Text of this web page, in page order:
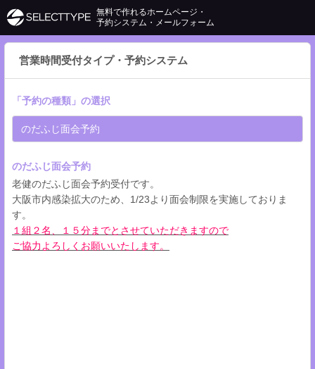
営業時間受付タイプ・予約システム
「 予約の種類 」の選択
のだふじ面会予約
のだふじ面会予約
老健のだふじ面会予約受付です。
大阪市内感染拡大のため、1/23より面会制限を実施しておりま
す。
１組２名、１５分までとさせていただきますので
ご協力よろしくお願いいたします。
無料で作れるホームページ・
予約システム・メールフォーム